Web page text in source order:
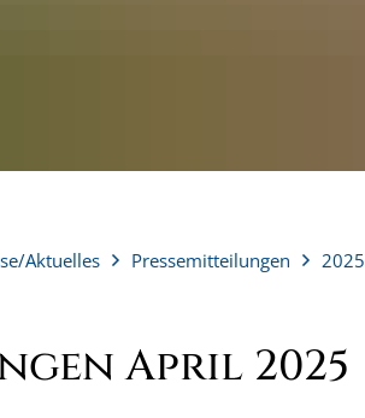
Aktuelles Pressemitteilungen 2025
April 2025